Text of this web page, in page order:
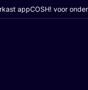
appCOSH! voor